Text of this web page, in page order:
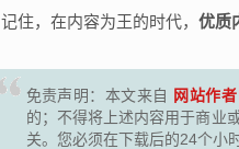
记住，在内容为王的时代， 优质
免责声明：本文来自 网站作者
的；不得将上述内容用于商业
关。您必须在下载后的24个小